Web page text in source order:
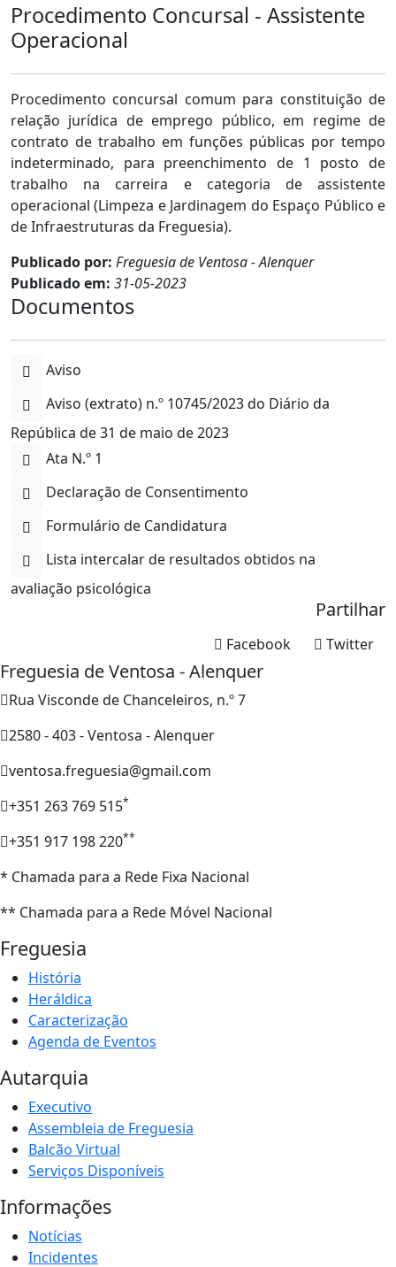
Procedimento Concursal - Assistente
Operacional
Procedimento concursal comum para constituição de
relação jurídica de emprego público, em regime de
contrato de trabalho em funções públicas por tempo
indeterminado, para preenchimento de 1 posto de
trabalho na carreira e categoria de assistente
operacional (Limpeza e Jardinagem do Espaço Público e
de Infraestruturas da Freguesia).
Publicado por: Freguesia de Ventosa - Alenquer
Publicado em: 31-05-2023
Documentos
Aviso
Aviso (extrato) n.º 10745/2023 do Diário da
República de 31 de maio de 2023
Ata N.º 1
Declaração de Consentimento
Formulário de Candidatura
Lista intercalar de resultados obtidos na
avaliação psicológica
Partilhar
Twitter
Facebook
Freguesia de Ventosa - Alenquer
Rua Visconde de Chanceleiros, n.º 7
2580 - 403 - Ventosa - Alenquer
ventosa.freguesia@gmail.com
+351 263 769 515*
+351 917 198 220**
* Chamada para a Rede Fixa Nacional
** Chamada para a Rede Móvel Nacional
Freguesia
História
Heráldica
Caracterização
Agenda de Eventos
Autarquia
Executivo
Assembleia de Freguesia
Balcão Virtual
Serviços Disponíveis
Informações
Notícias
Incidentes